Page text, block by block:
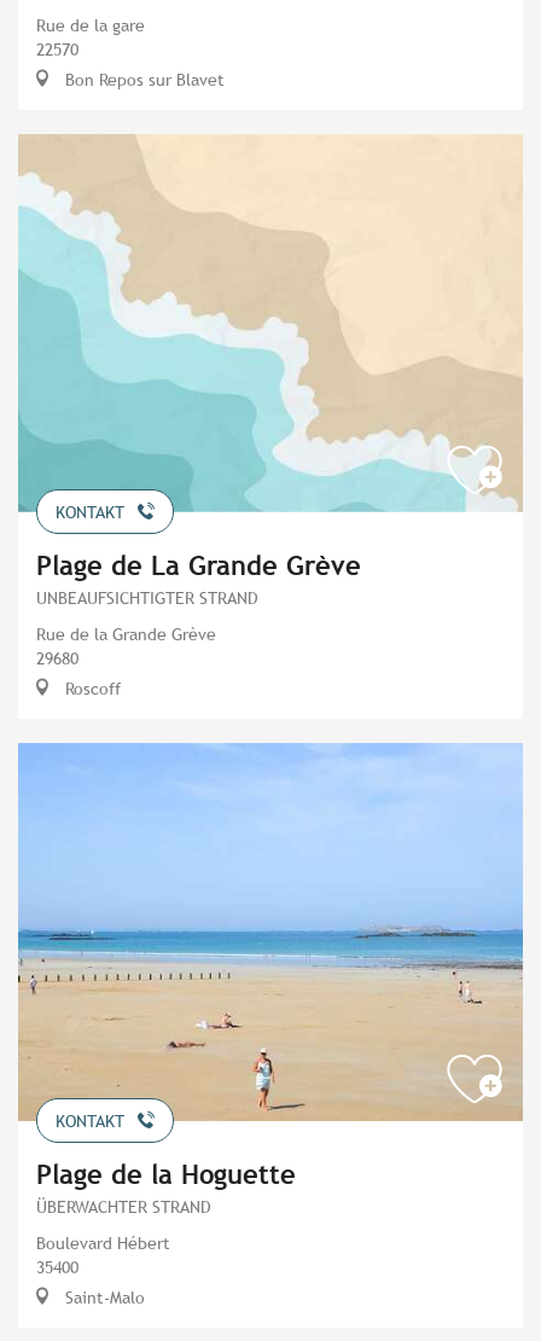
Rue de la gare
22570
Bon Repos sur Blavet
KONTAKT
Plage de La Grande Grève
UNBEAUFSICHTIGTER STRAND
Rue de la Grande Grève
29680
Roscoff
KONTAKT
Plage de la Hoguette
ÜBERWACHTER STRAND
Boulevard Hébert
35400
Saint-Malo